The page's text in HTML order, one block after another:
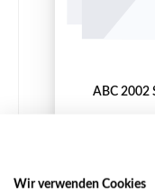
ABC 2002
Wir verwenden Cookies